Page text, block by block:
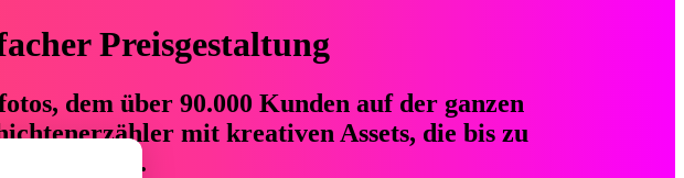
Preisgestaltung
dem über 90.000 Kunden auf der ganzen
mit kreativen Assets, die bis zu
einsparen.